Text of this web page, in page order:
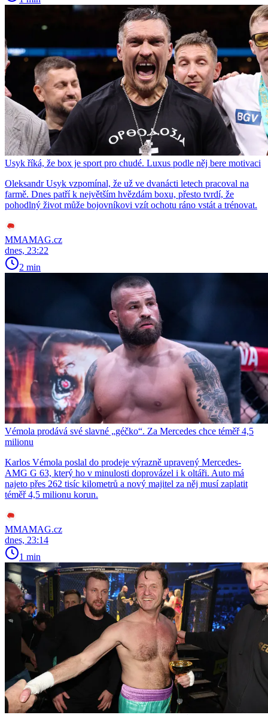
Usyk říká, že box je sport pro chudé. Luxus podle něj bere motivaci
Oleksandr Usyk vzpomínal, že už ve dvanácti letech pracoval na
farmě. Dnes patří k největším hvězdám boxu, přesto tvrdí, že
pohodlný život může bojovníkovi vzít ochotu ráno vstát a trénovat.
MMAMAG.cz
dnes, 23:22
2 min
Vémola prodává své slavné „géčko“. Za Mercedes chce téměř 4,5
milionu
Karlos Vémola poslal do prodeje výrazně upravený Mercedes-
AMG G 63, který ho v minulosti doprovázel i k oltáři. Auto má
najeto přes 262 tisíc kilometrů a nový majitel za něj musí zaplatit
téměř 4,5 milionu korun.
MMAMAG.cz
dnes, 23:14
1 min